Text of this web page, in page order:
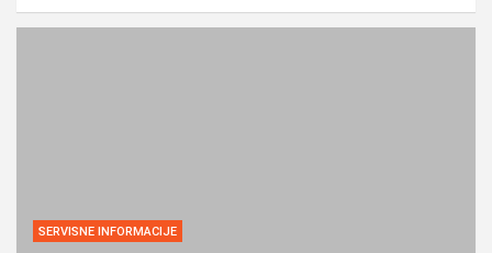
SERVISNE INFORMACIJE